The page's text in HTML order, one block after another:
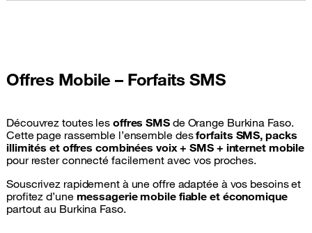
Offres Mobile – Forfaits SMS
Découvrez toutes les offres SMSde Orange Burkina Faso.
Cette page rassemble l’ensemble desforfaits SMS, packs
illimités et offres combinées voix + SMS + internet mobile
pour rester connecté facilement avec vos proches.
Souscrivez rapidement à une offre adaptée à vos besoins et
profitez d’une messagerie mobile fiable et économique
partout au Burkina Faso.